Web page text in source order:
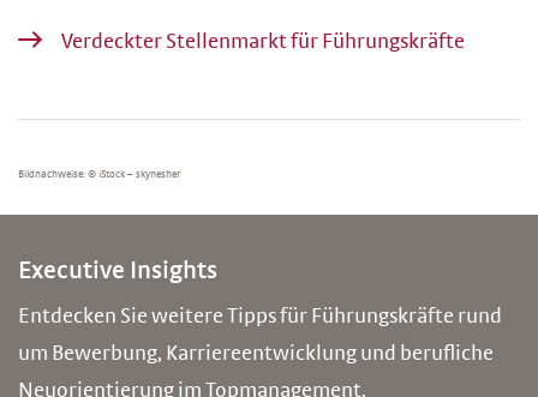
Verdeckter Stellenmarkt für Führungskräfte
Bildnachweise: © iStock – skynesher
Executive Insights
Entdecken Sie weitere Tipps für Führungskräfte rund
um Bewerbung, Karriereentwicklung und berufliche
Neuorientierung im Topmanagement.